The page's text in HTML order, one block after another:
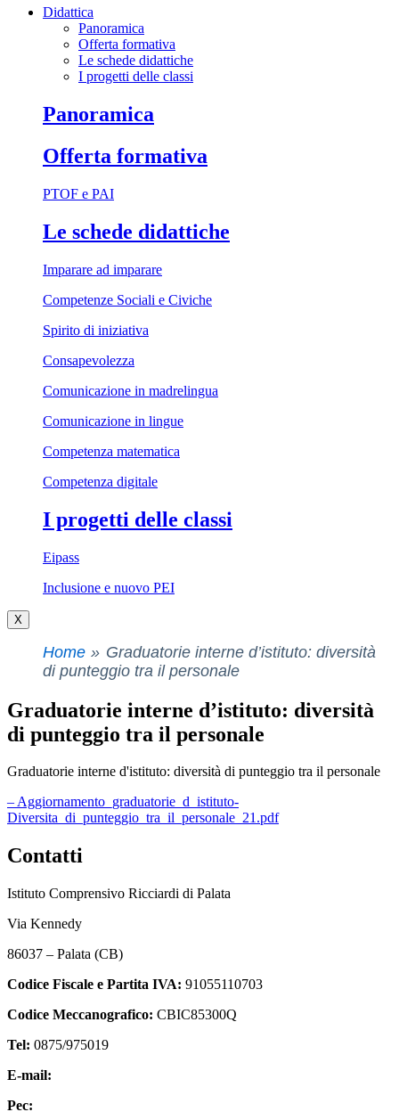
Didattica
Panoramica
Offerta formativa
Le schede didattiche
I progetti delle classi
Panoramica
Offerta formativa
PTOF e PAI
Le schede didattiche
Imparare ad imparare
Competenze Sociali e Civiche
Spirito di iniziativa
Consapevolezza
Comunicazione in madrelingua
Comunicazione in lingue
Competenza matematica
Competenza digitale
I progetti delle classi
Eipass
Inclusione e nuovo PEI
X
Home
Graduatorie interne d’istituto: diversità
di punteggio tra il personale
Graduatorie interne d’istituto: diversità
di punteggio tra il personale
Graduatorie interne d'istituto: diversità di punteggio tra il personale
– Aggiornamento_graduatorie_d_istituto-
Diversita_di_punteggio_tra_il_personale_21.pdf
Contatti
Istituto Comprensivo Ricciardi di Palata
Via Kennedy
86037 – Palata (CB)
Codice Fiscale e Partita IVA: 91055110703
Codice Meccanografico: CBIC85300Q
Tel: 0875/975019
E-mail:
Pec: